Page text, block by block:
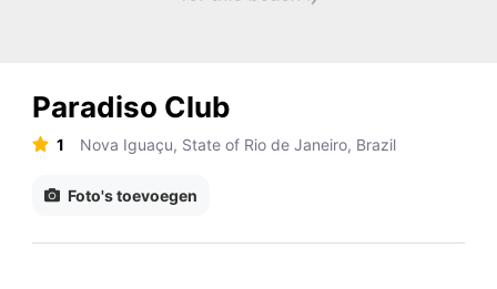
Paradiso Club
1 Nova Iguaçu, State of Rio de Janeiro, Brazil
Foto's toevoegen